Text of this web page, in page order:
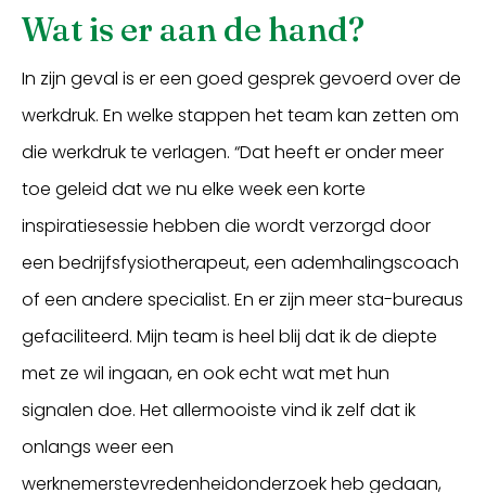
Wat is er aan de hand?
In zijn geval is er een goed gesprek gevoerd over de
werkdruk. En welke stappen het team kan zetten om
die werkdruk te verlagen. “Dat heeft er onder meer
toe geleid dat we nu elke week een korte
inspiratiesessie hebben die wordt verzorgd door
een bedrijfsfysiotherapeut, een ademhalingscoach
of een andere specialist. En er zijn meer sta-bureaus
gefaciliteerd. Mijn team is heel blij dat ik de diepte
met ze wil ingaan, en ook echt wat met hun
signalen doe. Het allermooiste vind ik zelf dat ik
onlangs weer een
werknemerstevredenheidonderzoek heb gedaan,